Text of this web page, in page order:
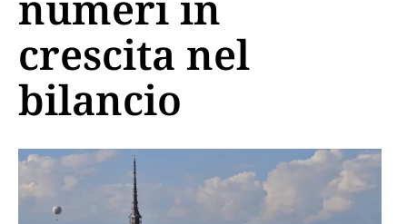
crescita nel
bilancio